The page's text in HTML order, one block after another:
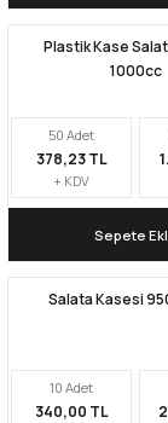
Plastik Kase
1000cc
50 Adet
378,23 TL
+ KDV
Sepete
Salata Kasesi
10 Adet
340,00 TL